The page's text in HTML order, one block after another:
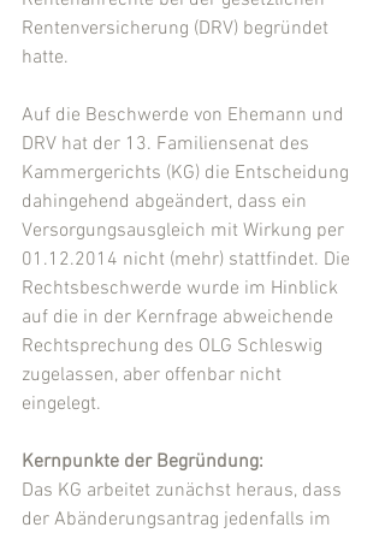
Rentenversicherung (DRV) begründet
hatte.
Auf die Beschwerde von Ehemann und
DRV hat der 13. Familiensenat des
Kammergerichts (KG) die Entscheidung
dahingehend abgeändert, dass ein
Versorgungsausgleich mit Wirkung per
01.12.2014 nicht (mehr) stattfindet. Die
Rechtsbeschwerde wurde im Hinblick
auf die in der Kernfrage abweichende
Rechtsprechung des OLG Schleswig
zugelassen, aber offenbar nicht
eingelegt.
Kernpunkte der Begründung:
Das KG arbeitet zunächst heraus, dass
der Abänderungsantrag jedenfalls im